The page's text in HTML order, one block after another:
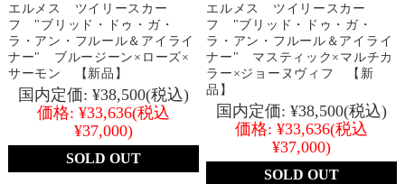
エルメス ツイリースカー
フ "ブリッド・ドゥ・ガ・
ラ・アン・フルール＆アイライ
ナー" ブルージーン×ローズ×
サーモン 【新品】
国内定価: ¥38,500(税込)
価格: ¥33,636(税込
¥37,000)
SOLD OUT
エルメス ツイリースカー
フ "ブリッド・ドゥ・ガ・
ラ・アン・フルール＆アイライ
ナー" マスティック×マルチカ
ラー×ジョーヌヴィフ 【新
品】
国内定価: ¥38,500(税込)
価格: ¥33,636(税込
¥37,000)
SOLD OUT